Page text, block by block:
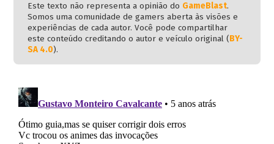
Este texto não representa a opinião do GameBlast.
Somos uma comunidade de gamers aberta às visões e
experiências de cada autor. Você pode compartilhar
este conteúdo creditando o autor e veículo original (BY-
SA 4.0).